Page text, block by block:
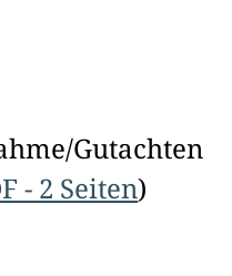
Gutachten
- 2 Seiten)